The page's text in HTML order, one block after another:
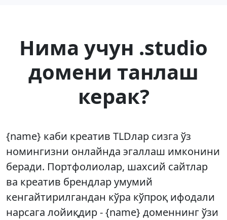
Нима учун .studio
домени танлаш
керак?
{name} каби креатив TLDлар сизга ўз
номингизни онлайнда эгаллаш имконини
беради. Портфолиолар, шахсий сайтлар
ва креатив брендлар умумий
кенгайтирилгандан кўра кўпроқ ифодали
нарсага лойиқдир - {name} доменнинг ўзи